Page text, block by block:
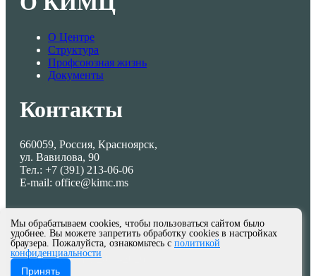
О Центре
Структура
Профсоюзная жизнь
Документы
Контакты
660059, Россия, Красноярск,
ул. Вавилова, 90
Тел.: +7 (391) 213-06-06
E-mail: office@kimc.ms
© МКУ КИМЦ 2013-2026
Мы обрабатываем cookies, чтобы пользоваться сайтом было
удобнее. Вы можете запретить обработку cookies в настройках
браузера. Пожалуйста, ознакомьтесь с политикой
конфиденциальности
Принять